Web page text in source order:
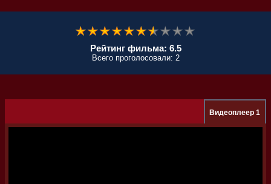
Рейтинг фильма: 6.5
Всего проголосовали: 2
Видеоплеер 1